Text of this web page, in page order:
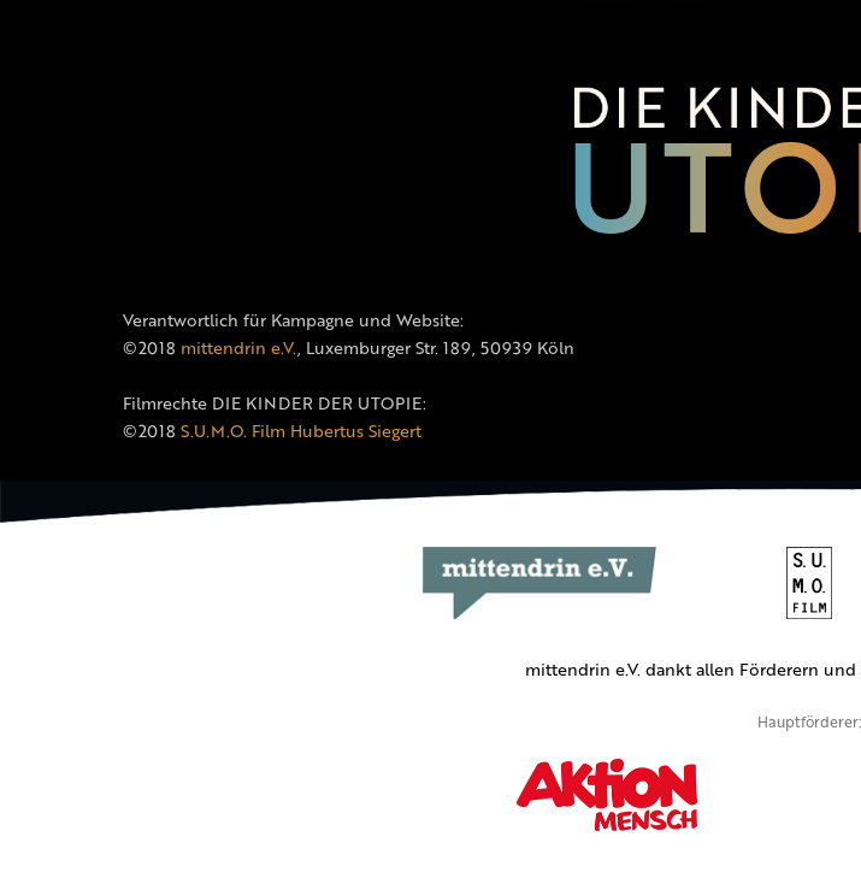
Verantwortlich für Kampagne und Website:
©2018 mittendrin e.V., Luxemburger Str. 189, 50939 Köln
Filmrechte DIE KINDER DER UTOPIE:
©2018 S.U.M.O. Film Hubertus Siegert
mittendrin e.V. dankt allen Förderern
Hauptförderer: